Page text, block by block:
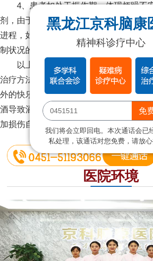
4、患者如处于振作期，体现烦躁不
剂，由于酒醉的自然展开就是使中枢神
进程，如在振作期轻率地运用镇静剂，
制状况的加剧。
以上就是黑龙江京科脑康医院戒酒的
治疗方法的详细介绍，老友聚会的时分
外的快乐，即使再激动，咱们的喝酒也
酒导致酒精中毒的状况就得不偿失了，影
加损伤自己的身体。
医院环境
黑龙江京科脑康
精神科诊疗中心
免
我们将会立即回电。本次通话会已
私处理，该通话对您免费，请放心